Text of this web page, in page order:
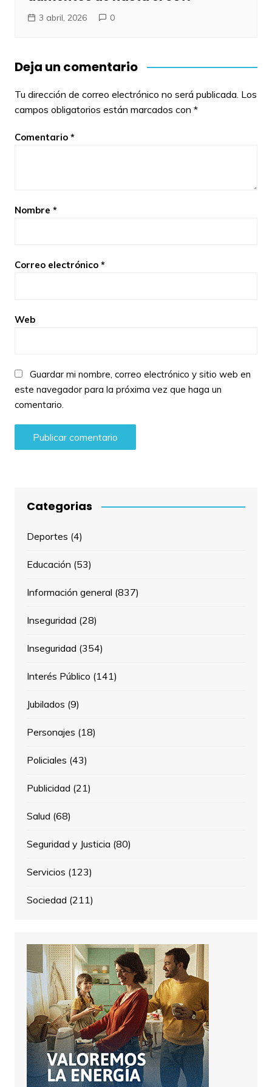
3 abril, 2026 0
Deja un comentario
Tu dirección de correo electrónico no será publicada. Los
campos obligatorios están marcados con *
Comentario *
Nombre *
Correo electrónico *
Web
Guardar mi nombre, correo electrónico y sitio web en
este navegador para la próxima vez que haga un
comentario.
Categorias
Deportes (4)
Educación (53)
Información general (837)
Inseguridad (28)
Inseguridad (354)
Interés Público (141)
Jubilados (9)
Personajes (18)
Policiales (43)
Publicidad (21)
Salud (68)
Seguridad y Justicia (80)
Servicios (123)
Sociedad (211)